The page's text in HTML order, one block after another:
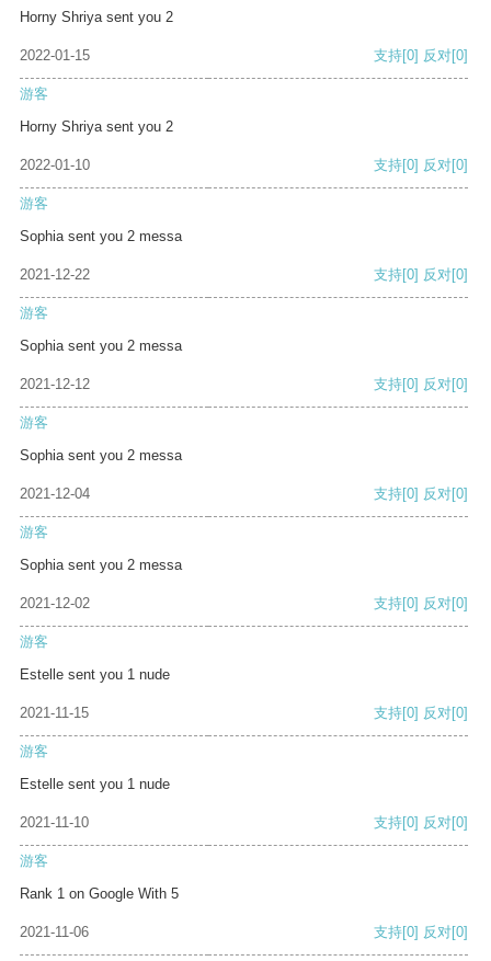
Horny Shriya sent you 2
2022-01-15 支持[0] 反对[0]
游客
Horny Shriya sent you 2
2022-01-10 支持[0] 反对[0]
游客
Sophia sent you 2 messa
2021-12-22 支持[0] 反对[0]
游客
Sophia sent you 2 messa
2021-12-12 支持[0] 反对[0]
游客
Sophia sent you 2 messa
2021-12-04 支持[0] 反对[0]
游客
Sophia sent you 2 messa
2021-12-02 支持[0] 反对[0]
游客
Estelle sent you 1 nude
2021-11-15 支持[0] 反对[0]
游客
Estelle sent you 1 nude
2021-11-10 支持[0] 反对[0]
游客
Rank 1 on Google With 5
2021-11-06 支持[0] 反对[0]